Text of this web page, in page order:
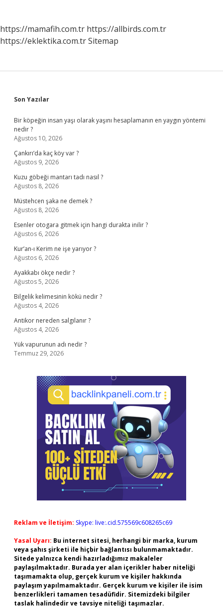
https://mamafih.com.tr https://allbirds.com.tr
https://eklektika.com.trSitemap
Sidebar
Son Yazılar
Bir köpeğin insan yaşı olarak yaşını hesaplamanın en yaygın yöntemi
nedir ?
Ağustos 10, 2026
Çankırı’da kaç köy var ?
Ağustos 9, 2026
Kuzu göbeği mantarı tadı nasıl ?
Ağustos 8, 2026
Müstehcen şaka ne demek ?
Ağustos 8, 2026
Esenler otogara gitmek için hangi durakta inilir ?
Ağustos 6, 2026
Kur’an-ı Kerim ne işe yarıyor ?
Ağustos 6, 2026
Ayakkabı ökçe nedir ?
Ağustos 5, 2026
Bilgelik kelimesinin kökü nedir ?
Ağustos 4, 2026
Antikor nereden salgılanır ?
Ağustos 4, 2026
Yük vapurunun adı nedir ?
Temmuz 29, 2026
Reklam ve İletişim: Skype: live:.cid.575569c608265c69
Yasal Uyarı: Bu internet sitesi, herhangi bir marka, kurum
veya şahıs şirketi ile hiçbir bağlantısı bulunmamaktadır.
Sitede yalnızca kendi hazırladığımız makaleler
paylaşılmaktadır. Burada yer alan içerikler haber niteliği
taşımamakta olup, gerçek kurum ve kişiler hakkında
paylaşım yapılmamaktadır. Gerçek kurum ve kişiler ile isim
benzerlikleri tamamen tesadüfidir. Sitemizdeki bilgiler
taslak halindedir ve tavsiye niteliği taşımazlar.